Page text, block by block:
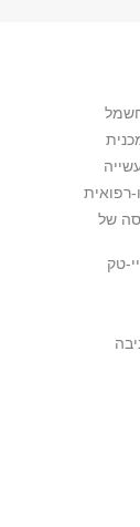
רפואית
של
טק